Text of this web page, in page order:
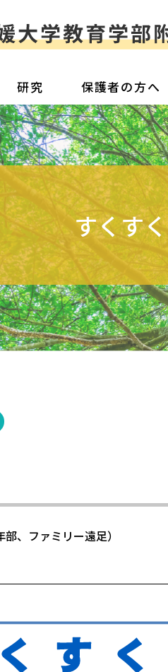
研究 保護者の方へ
すくすく
、ファミリー遠足）